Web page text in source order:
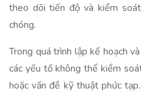
theo dõi tiến độ và kiểm
chóng.
Trong quá trình lập kế hoạch
các yếu tố không thể kiểm
hoặc vấn đề kỹ thuật phức